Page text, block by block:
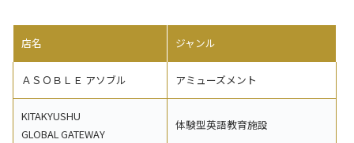
店名 ジャンル
ＡＳＯＢＬＥ アソブル アミューズメント
KITAKYUSHU
GLOBAL GATEWAY
体験型英語教育施設